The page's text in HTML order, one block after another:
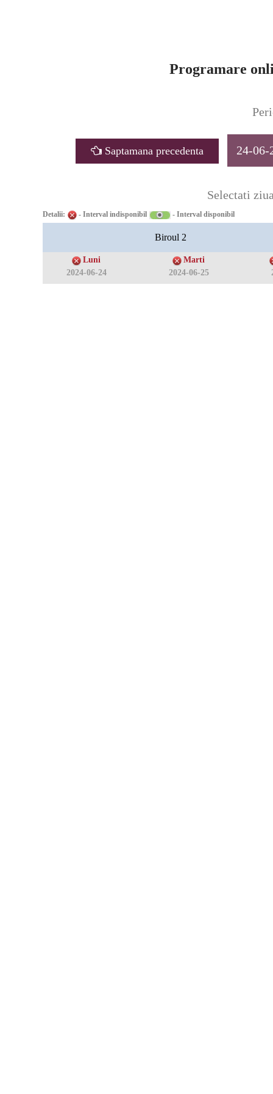
Programare
Saptamana precedenta 24-06-
Selectati
Detalii: - Interval indisponibil - Interval disponibil
Biroul 2
Luni
2024-06-24
Marti
2024-06-25